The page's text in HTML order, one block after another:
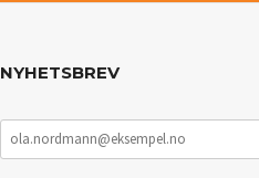
NYHETSBREV